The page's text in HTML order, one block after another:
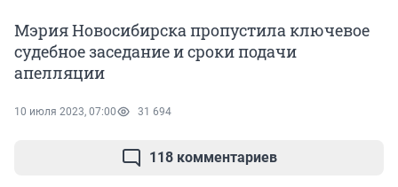
Мэрия Новосибирска пропустила ключевое
судебное заседание и сроки подачи
апелляции
10 июля 2023, 07:00 31 694
118 комментариев